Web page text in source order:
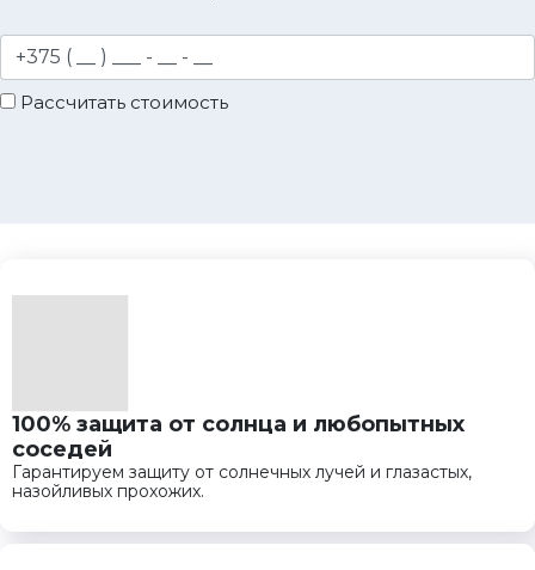
Рассчитать стоимость
100% защита от солнца и любопытных
соседей
Гарантируем защиту от солнечных лучей и глазастых,
назойливых прохожих.